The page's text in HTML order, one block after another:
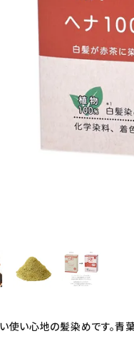
使い心地の髪染めです。青